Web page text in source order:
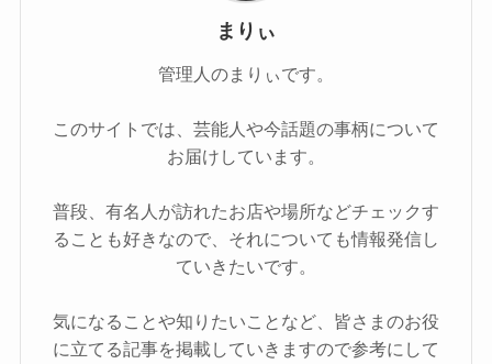
まりぃ
管理人のまりぃです。
このサイトでは、芸能人や今話題の事柄について
お届けしています。
普段、有名人が訪れたお店や場所などチェックす
ることも好きなので、それについても情報発信し
ていきたいです。
気になることや知りたいことなど、皆さまのお役
に立てる記事を掲載していきますので参考にして